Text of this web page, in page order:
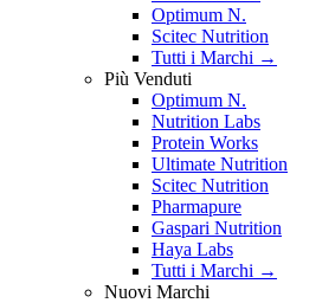
Optimum N.
Scitec Nutrition
Tutti i Marchi →
Più Venduti
Optimum N.
Nutrition Labs
Protein Works
Ultimate Nutrition
Scitec Nutrition
Pharmapure
Gaspari Nutrition
Haya Labs
Tutti i Marchi →
Nuovi Marchi